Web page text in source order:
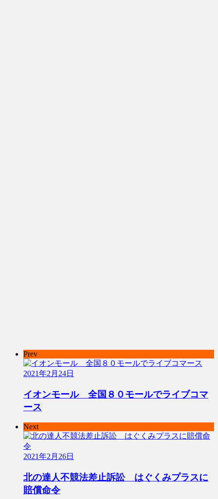
Prev
2021年2月24日
イオンモール 全国８０モールでライブコマ
ース
Next
2021年2月26日
北の達人不競法差止訴訟 はぐくみプラスに
賠償命令